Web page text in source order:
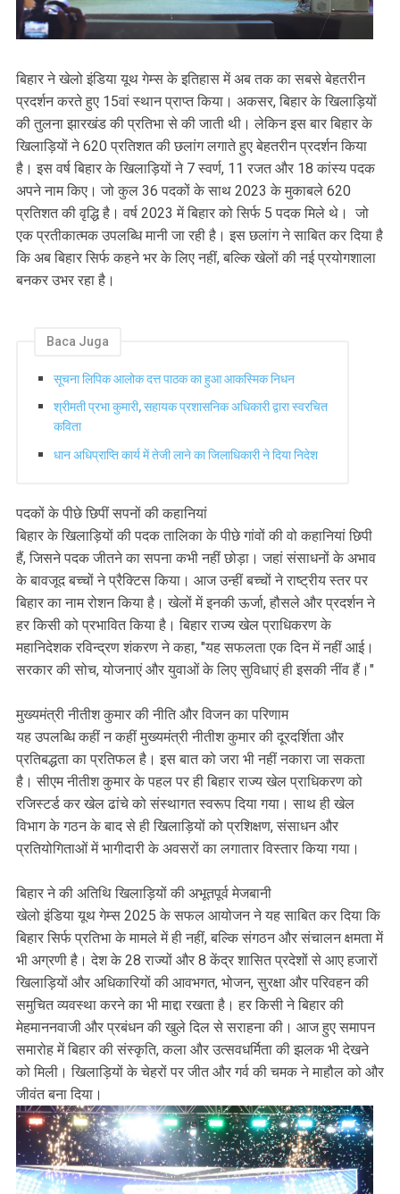
बिहार ने खेलो इंडिया यूथ गेम्स के इतिहास में अब तक का सबसे बेहतरीन
प्रदर्शन करते हुए 15वां स्थान प्राप्त किया। अकसर, बिहार के खिलाड़‍ियों
की तुलना झारखंड की प्रतिभा से की जाती थी। लेकिन इस बार बिहार के
खिलाड़ियों ने 620 प्रतिशत की छलांग लगाते हुए बेहतरीन प्रदर्शन किया
है। इस वर्ष बिहार के खिलाड़ियों ने 7 स्वर्ण, 11 रजत और 18 कांस्य पदक
अपने नाम किए। जो कुल 36 पदकों के साथ 2023 के मुकाबले 620
प्रतिशत की वृद्धि है। वर्ष 2023 में बिहार को सिर्फ 5 पदक मिले थे। जो
एक प्रतीकात्मक उपलब्धि मानी जा रही है। इस छलांग ने साबित कर दिया है
कि अब बिहार सिर्फ कहने भर के लिए नहीं, बल्कि खेलों की नई प्रयोगशाला
बनकर उभर रहा है।
Baca Juga
सूचना लिपिक आलोक दत्त पाठक का हुआ आकस्मिक निधन
श्रीमती प्रभा कुमारी, सहायक प्रशासनिक अधिकारी द्वारा स्वरचित
कविता
धान अधिप्राप्ति कार्य में तेजी लाने का जिलाधिकारी ने दिया निदेश
पदकों के पीछे छिपीं सपनों की कहानियां
बिहार के खिलाड़‍ियों की पदक तालिका के पीछे गांवों की वो कहानियां छिपी
हैं, जिसने पदक जीतने का सपना कभी नहीं छोड़ा। जहां संसाधनों के अभाव
के बावजूद बच्चों ने प्रैक्टिस किया। आज उन्हीं बच्चों ने राष्ट्रीय स्तर पर
बिहार का नाम रोशन किया है। खेलों में इनकी ऊर्जा, हौसले और प्रदर्शन ने
हर किसी को प्रभावित किया है। बिहार राज्य खेल प्राधिकरण के
महानिदेशक रविन्द्रण शंकरण ने कहा, "यह सफलता एक दिन में नहीं आई।
सरकार की सोच, योजनाएं और युवाओं के लिए सुविधाएं ही इसकी नींव हैं।"
मुख्यमंत्री नीतीश कुमार की नीति और विजन का परिणाम
यह उपलब्धि कहीं न कहीं मुख्यमंत्री नीतीश कुमार की दूरदर्शिता और
प्रतिबद्धता का प्रतिफल है। इस बात को जरा भी नहीं नकारा जा सकता
है। सीएम नीतीश कुमार के पहल पर ही बिहार राज्य खेल प्राधिकरण को
रजिस्टर्ड कर खेल ढांचे को संस्थागत स्वरूप दिया गया। साथ ही खेल
विभाग के गठन के बाद से ही खिलाड़ियों को प्रशिक्षण, संसाधन और
प्रतियोगिताओं में भागीदारी के अवसरों का लगातार विस्तार किया गया।
बिहार ने की अतिथि खिलाड़ियों की अभूतपूर्व मेजबानी
खेलो इंडिया यूथ गेम्स 2025 के सफल आयोजन ने यह साबित कर दिया कि
बिहार सिर्फ प्रतिभा के मामले में ही नहीं, बल्कि संगठन और संचालन क्षमता में
भी अग्रणी है। देश के 28 राज्यों और 8 केंद्र शासित प्रदेशों से आए हजारों
खिलाड़ियों और अधिकारियों की आवभगत, भोजन, सुरक्षा और परिवहन की
समुचित व्यवस्था करने का भी माद्दा रखता है। हर किसी ने बिहार की
मेहमाननवाजी और प्रबंधन की खुले दिल से सराहना की। आज हुए समापन
समारोह में बिहार की संस्कृति, कला और उत्सवधर्मिता की झलक भी देखने
को मिली। खिलाड़ियों के चेहरों पर जीत और गर्व की चमक ने माहौल को और
जीवंत बना दिया।